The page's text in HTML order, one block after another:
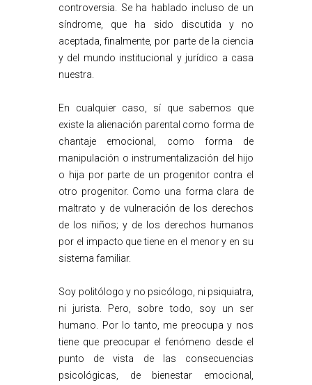
controversia. Se ha hablado incluso de un
síndrome, que ha sido discutida y no
aceptada, finalmente, por parte de la ciencia
y del mundo institucional y jurídico a casa
nuestra.
En cualquier caso, sí que sabemos que
existe la alienación parental como forma de
chantaje emocional, como forma de
manipulación o instrumentalización del hijo
o hija por parte de un progenitor contra el
otro progenitor. Como una forma clara de
maltrato y de vulneración de los derechos
de los niños; y de los derechos humanos
por el impacto que tiene en el menor y en su
sistema familiar.
Soy politólogo y no psicólogo, ni psiquiatra,
ni jurista. Pero, sobre todo, soy un ser
humano. Por lo tanto, me preocupa y nos
tiene que preocupar el fenómeno desde el
punto de vista de las consecuencias
psicológicas, de bienestar emocional,